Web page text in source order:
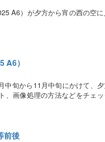
A6）が夕方から宵の西の空
A6）
中旬から11月中旬にかけて、
、画像処理の方法などをチェ
前後